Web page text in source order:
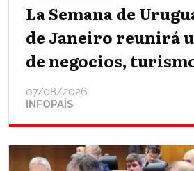
La Semana de
de Janeiro reunirá
de negocios,
INFOPAÍS
07/08/2026